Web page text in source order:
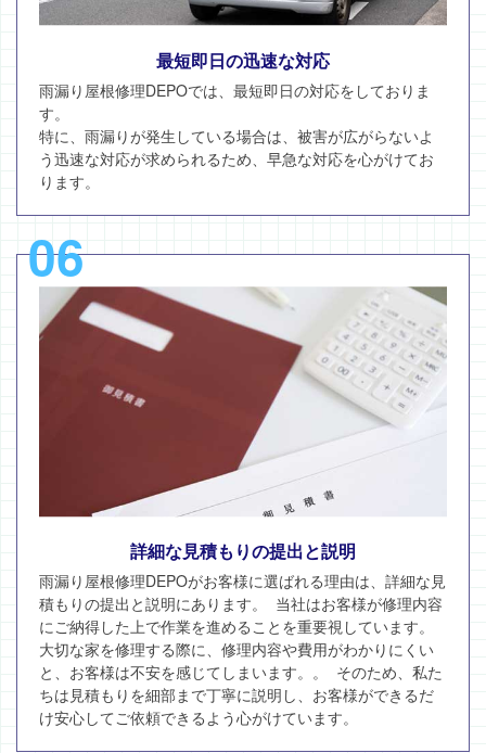
最短即日の迅速な対応
雨漏り屋根修理DEPOでは、最短即日の対応をしておりま
す。
特に、雨漏りが発生している場合は、被害が広がらないよ
う迅速な対応が求められるため、早急な対応を心がけてお
ります。
06
詳細な見積もりの提出と説明
雨漏り屋根修理DEPOがお客様に選ばれる理由は、詳細な見
積もりの提出と説明にあります。 当社はお客様が修理内容
にご納得した上で作業を進めることを重要視しています。
大切な家を修理する際に、修理内容や費用がわかりにくい
と、お客様は不安を感じてしまいます。。 そのため、私た
ちは見積もりを細部まで丁寧に説明し、お客様ができるだ
け安心してご依頼できるよう心がけています。